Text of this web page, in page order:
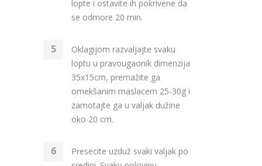
lopte i ostavite ih pokrivene da
se odmore 20 min.
Oklagijom razvaljajte svaku
loptu u pravougaonik dimenzija
35x15cm, premažite ga
omekšanim maslacem 25-30g i
zamotajte ga u valjak dužine
oko 20 cm.
Presecite uzduž svaki valjak po